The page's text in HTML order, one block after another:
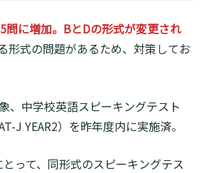
に増加。BとDの形式が変更され
形式の問題があるため、対策してお
、中学校英語スピーキングテスト
J YEAR2）を昨年度内に実施済。
って、同形式のスピーキングテス